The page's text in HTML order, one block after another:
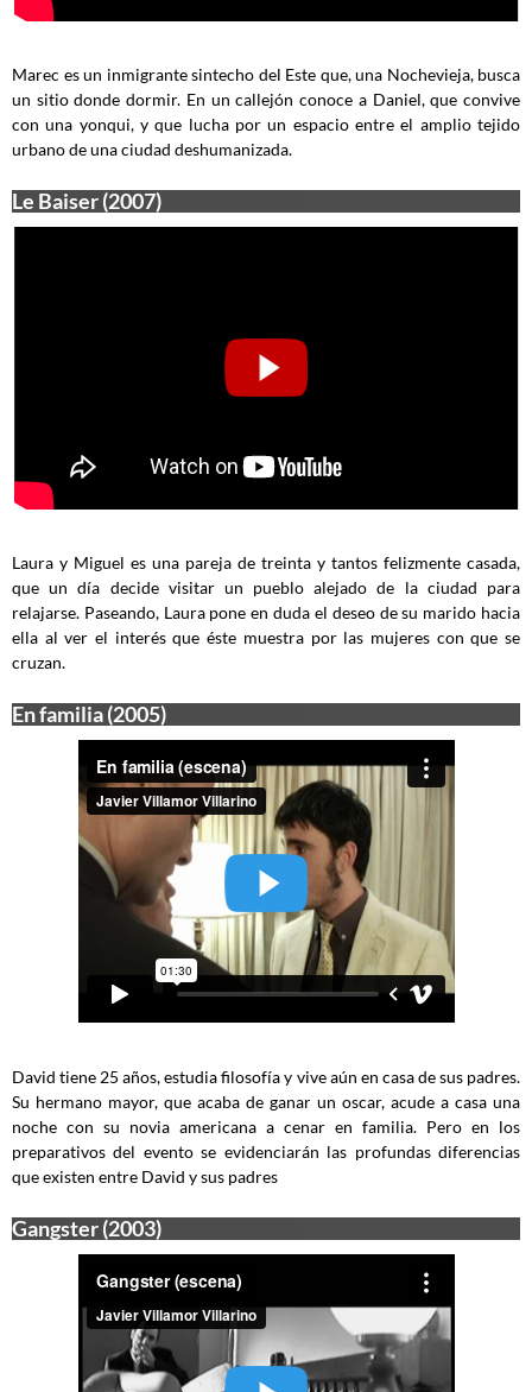
Marec es un inmigrante sintecho del Este que, una Nochevieja, busca
un sitio donde dormir. En un callejón conoce a Daniel, que convive
con una yonqui, y que lucha por un espacio entre el amplio tejido
urbano de una ciudad deshumanizada.
Le Baiser (2007)
Laura y Miguel es una pareja de treinta y tantos felizmente casada,
que un día decide visitar un pueblo alejado de la ciudad para
relajarse. Paseando, Laura pone en duda el deseo de su marido hacia
ella al ver el interés que éste muestra por las mujeres con que se
cruzan.
En familia (2005)
David tiene 25 años, estudia filosofía y vive aún en casa de sus padres.
Su hermano mayor, que acaba de ganar un oscar, acude a casa una
noche con su novia americana a cenar en familia. Pero en los
preparativos del evento se evidenciarán las profundas diferencias
que existen entre David y sus padres
Gangster (2003)